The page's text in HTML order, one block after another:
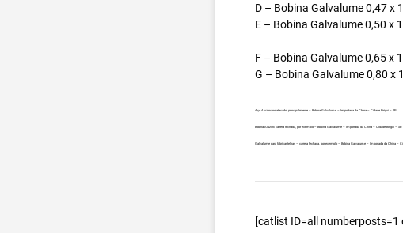
D – Bobina Galvalume 0,47 x
E – Bobina Galvalume 0,50 x
F – Bobina Galvalume 0,65 x
G – Bobina Galvalume 0,80 x
Aço Aluzinc no atacado, principalmente – Bobina Galvalume – Importada da China – Cidade Birigui – SP.
Bobina Aluzinc carreta fechada, por exemplo – Bobina Galvalume – Importada da China – Cidade Birigui – SP.
Galvalume para fabricar telhas – carreta fechada, por exemplo – Bobina Galvalume – Importada da China –
[catlist ID=all numberposts=1